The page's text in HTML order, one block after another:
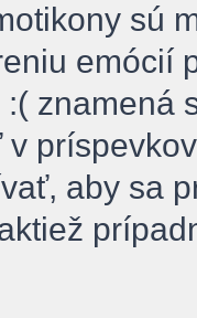
sú
emócií
znamená
aby sa